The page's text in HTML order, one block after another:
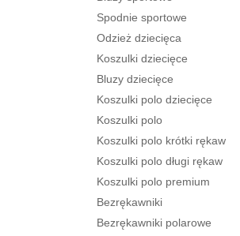
Spodnie sportowe
Odzież dziecięca
Koszulki dziecięce
Bluzy dziecięce
Koszulki polo dziecięce
Koszulki polo
Koszulki polo krótki rękaw
Koszulki polo długi rękaw
Koszulki polo premium
Bezrękawniki
Bezrękawniki polarowe